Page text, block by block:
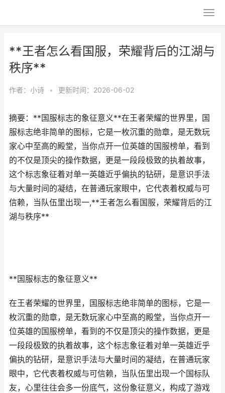
**王者怎么看国服，荣耀背后的江湖与
秩序**
作者： 小诗 • 更新时间：2026-06-02
摘要：**国服标志的象征意义**在王者荣耀的世界里，国
服标志绝非简单的图标，它是一枚沉重的勋章，是无数玩
家心中至高的殿堂，当你点开一位英雄的国服榜单，看到
的不仅是顶尖的操作数据，更是一段段极致的执着故事，
这个标志象征着对单一英雄近乎偏执的钻研，是意识手法
与大量时间的凝结，在普通玩家眼中，它代表着权威与可
信赖，当队伍里出现一,**王者怎么看国服，荣耀背后的江
湖与秩序**
**国服标志的象征意义**
在王者荣耀的世界里，国服标志绝非简单的图标，它是一
枚沉重的勋章，是无数玩家心中至高的殿堂，当你点开一
位英雄的国服榜单，看到的不仅是顶尖的操作数据，更是
一段段极致的执着故事，这个标志象征着对单一英雄近乎
偏执的钻研，是意识手法与大量时间的凝结，在普通玩家
眼中，它代表着权威与可信赖，当队伍里出现一个国标队
友，心里往往会多一份底气，这份象征意义，构成了游戏